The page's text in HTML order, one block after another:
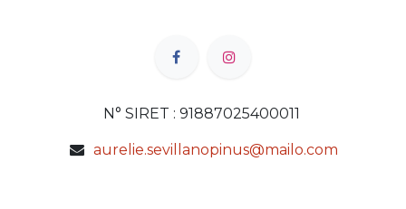
N° SIRET : 91887025400011
aurelie.sevillanopinus@mailo.com